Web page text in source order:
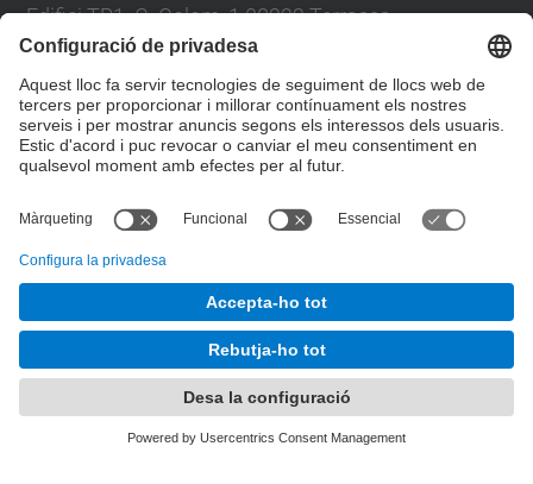
Edifici TR1. C. Colom, 1 08222 Terrassa
A/erecursosiserveis.utgct@upc.edu
Directori UPC
Desenvolupat amb